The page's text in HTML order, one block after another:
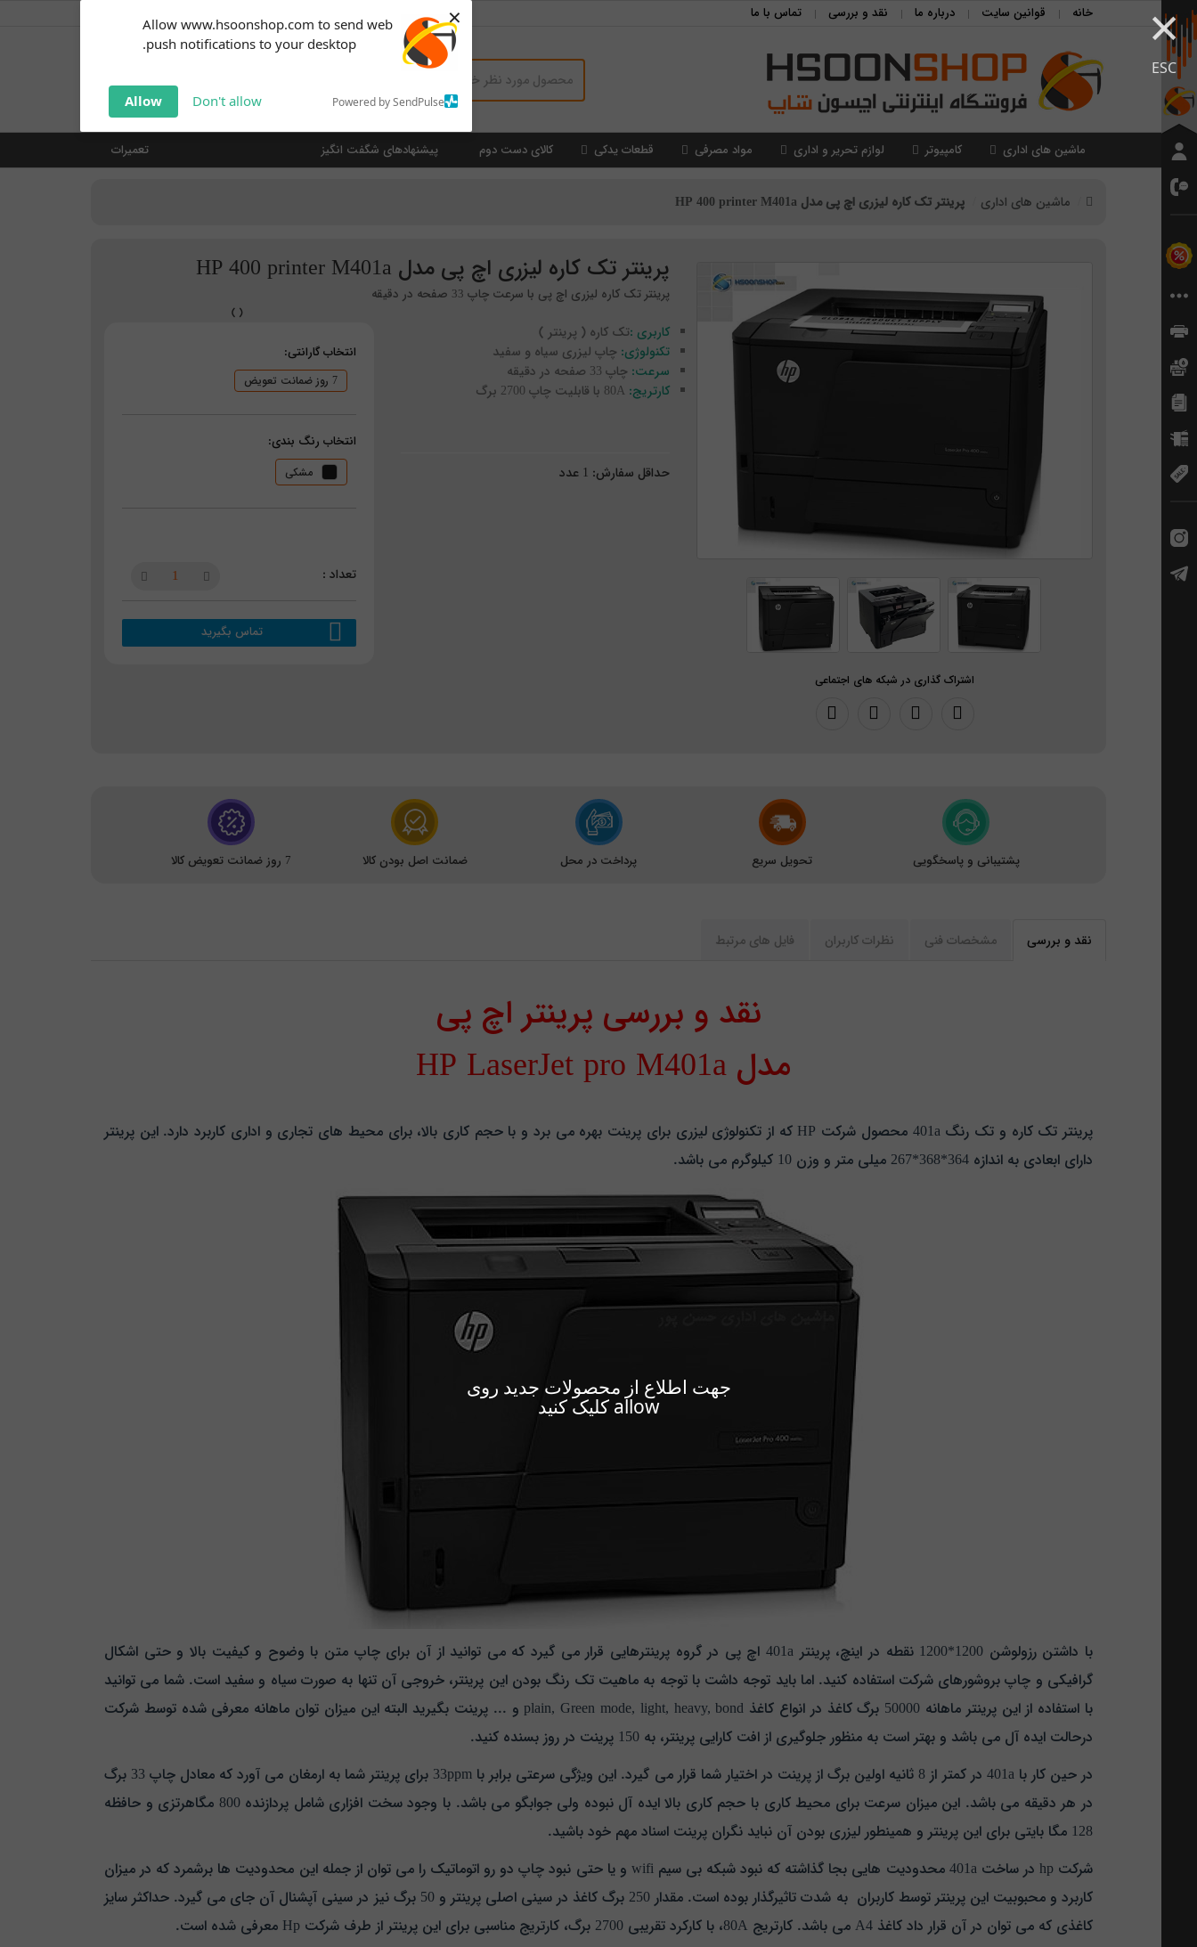
Allow www.hsoonshop.com to send web
push notifications to your desktop.
Powered by SendPulse
Don't allow
Allow
× ×
ESC
جهت اطلاع از محصولات جدید روی
allow کلیک کنید
notifications!
Click the bell icon to enable
خانه قوانین سایت درباره ما نقد و بررسی تماس با ما
ماشین های اداری کامپیوتر لوازم تحریر و اداری مواد مصرفی قطعات یدکی کالای دست دوم پیشنهادهای شگفت انگیز تعمیرات
ماشین های اداری پرینتر تک کاره لیزری اچ پی مدل HP 400 printer M401a
اشتراک گذاری در شبکه های اجتماعی
پرینتر تک کاره لیزری اچ پی مدل HP 400 printer M401a
پرینتر تک کاره لیزری اچ پی با سرعت چاپ 33 صفحه در دقیقه
کاربری :تک کاره ( پرینتر )
تکنولوژی: چاپ لیزری سیاه و سفید
سرعت: چاپ 33 صفحه در دقیقه
کارتریج: 80A با قابلیت چاپ 2700 برگ
حداقل سفارش: 1 عدد
انتخاب گارانتی:
7 روز ضمانت تعویض
انتخاب رنگ بندی:
مشکی
تماس بگیرید
پشتیبانی و پاسخگویی تحویل سریع پرداخت در محل ضمانت اصل بودن کالا 7 روز ضمانت تعویض کالا
نقد و بررسی مشخصات فنی نظرات کاربران فایل های مرتبط
نقد و بررسی پرینتر اچ پی
مدل HP LaserJet pro M401a
پرینتر تک کاره و تک رنگ 401a محصول شرکت HP که از تکنولوژی لیزری برای پرینت بهره می برد و با حجم کاری بالا، برای محیط های تجاری و اداری کاربرد دارد. این پرینتر
دارای ابعادی به اندازه 364*368*267 میلی متر و وزن 10 کیلوگرم می باشد.
با داشتن رزولوشن 1200*1200 نقطه در اینچ، پرینتر 401a اچ پی در گروه پرینترهایی قرار می گیرد که می توانید از آن برای چاپ متن با وضوح و کیفیت بالا و حتی اشکال
گرافیکی و چاپ بروشورهای شرکت استفاده کنید. اما باید توجه داشت با توجه به ماهیت تک رنگ بودن این پرینتر، خروجی آن تنها به صورت سیاه و سفید است. شما می توانید
با استفاده از این پرینتر ماهانه 50000 برگ کاغذ در انواع کاغذ plain, Green mode, light, heavy, bond و ... پرینت بگیرید البته این میزان توان ماهانه معرفی شده توسط شرکت
درحالت ایده آل می باشد و بهتر است به منظور جلوگیری از افت کارایی پرینتر، به 150 پرینت در روز بسنده کنید.
در حین کار با 401a در کمتر از 8 ثانیه اولین برگ از پرینت در اختیار شما قرار می گیرد. این ویژگی سرعتی برابر با 33ppm برای پرینتر شما به ارمغان می آورد که معادل چاپ 33 برگ
در هر دقیقه می باشد. این میزان سرعت برای محیط کاری با حجم کاری بالا ایده آل نبوده ولی جوابگو می باشد.
با وجود سخت افزاری شامل پردازنده 800 مگاهرتزی و حافظه
128 مگا بایتی برای این پرینتر و همینطور لیزری بودن آن نباید نگران پرینت اسناد مهم خود باشید.
شرکت hp در ساخت 401a محدودیت هایی بجا گذاشته که نبود شبکه بی سیم wifi و یا حتی نبود چاپ دو رو اتوماتیک را می توان از جمله این محدودیت ها برشمرد که در میزان
کاربرد و محبوبیت این پرینتر توسط کاربران به شدت تاثیرگذار بوده است.
مقدار 250 برگ کاغذ در سینی اصلی پرینتر و 50 برگ نیز در سینی آپشنال آن جای می گیرد. حداکثر سایز
کاغذی که می توان در آن قرار داد کاغذ A4 می باشد.
کارتریج 80A، با کارکرد تقریبی 2700 برگ، کارتریج مناسبی برای این پرینتر از طرف شرکت Hp معرفی شده است.